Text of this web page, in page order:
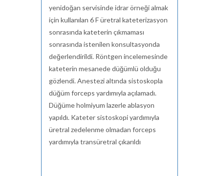
yenidoğan servisinde idrar örneği almak
için kullanılan 6 F üretral kateterizasyon
sonrasında kateterin çıkmaması
sonrasında istenilen konsultasyonda
değerlendirildi. Röntgen incelemesinde
kateterin mesanede düğümlü olduğu
gözlendi. Anestezi altında sistoskopla
düğüm forceps yardımıyla açılamadı.
Düğüme holmiyum lazerle ablasyon
yapıldı. Kateter sistoskopi yardımıyla
üretral zedelenme olmadan forceps
yardımıyla transüretral çıkarıldı